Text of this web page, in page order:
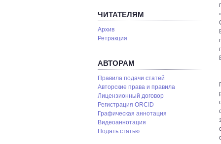
ЧИТАТЕЛЯМ
Архив
Ретракция
АВТОРАМ
Правила подачи статей
Авторские права и правила
Лицензионный договор
Регистрация ORCID
Графическая аннотация
Видеоаннотация
Подать статью